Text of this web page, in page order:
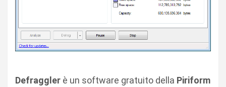
Defraggler è un software gratuito della Piriform